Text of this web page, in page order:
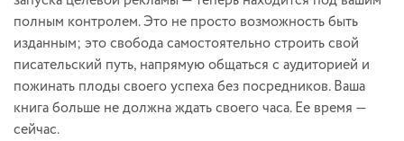
полным контролем. Это не просто возможность быть
изданным; это свобода самостоятельно строить свой
писательский путь, напрямую общаться с аудиторией и
пожинать плоды своего успеха без посредников. Ваша
книга больше не должна ждать своего часа. Ее время —
сейчас.